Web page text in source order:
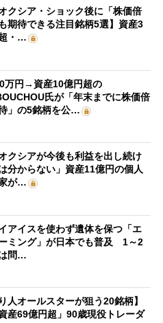
オクシア・ショック後に「株価倍
期待できる注目銘柄5選】資産3
・…
万円→資産10億円超の
氏が「年末までに株価倍
」の5銘柄を公…
オクシアが今後も利益を出し続け
分からない」資産11億円の個人
が…
アイスを使わず遺体を保つ「エ
ミング」が日本でも普及 1～2
問…
り人オールスターが狙う20銘柄】
資産69億円超」90歳現役トレーダ